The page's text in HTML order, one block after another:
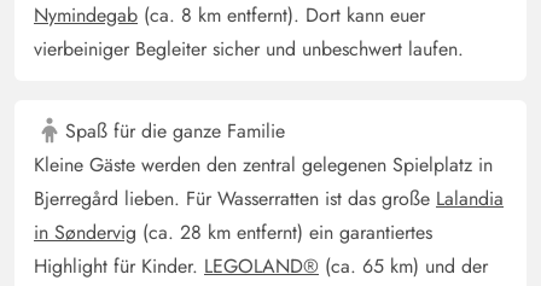
Nymindegab (ca. 8 km entfernt). Dort kann euer
vierbeiniger Begleiter sicher und unbeschwert laufen.
Spaß für die ganze Familie
Kleine Gäste werden den zentral gelegenen Spielplatz in
Bjerregård lieben. Für Wasserratten ist das große Lalandia
in Søndervig (ca. 28 km entfernt) ein garantiertes
Highlight für Kinder. LEGOLAND® (ca. 65 km) und der